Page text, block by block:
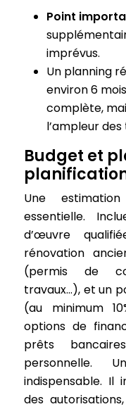
Point
imprévus.
Un planning
environ 6
complète,
l’ampleur
Budget et
Une
essentielle.
d’œuvre
rénovation
(permis de
travaux…), et un
(au minimum
options de
prêts
personnelle.
indispensable. Il
des